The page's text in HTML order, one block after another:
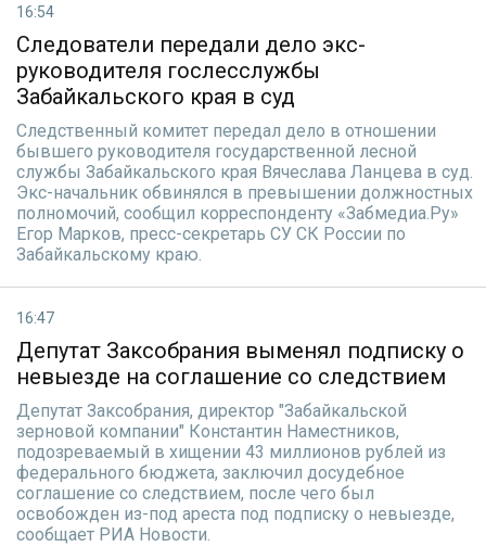
16:54
Следователи передали дело экс-
руководителя гослесслужбы
Забайкальского края в суд
Следственный комитет передал дело в отношении
бывшего руководителя государственной лесной
службы Забайкальского края Вячеслава Ланцева в суд.
Экс-начальник обвинялся в превышении должностных
полномочий, сообщил корреспонденту «Забмедиа.Ру»
Егор Марков, пресс-секретарь СУ СК России по
Забайкальскому краю.
16:47
Депутат Заксобрания выменял подписку о
невыезде на соглашение со следствием
Депутат Заксобрания, директор "Забайкальской
зерновой компании" Константин Наместников,
подозреваемый в хищении 43 миллионов рублей из
федерального бюджета, заключил досудебное
соглашение со следствием, после чего был
освобожден из-под ареста под подписку о невыезде,
сообщает РИА Новости.